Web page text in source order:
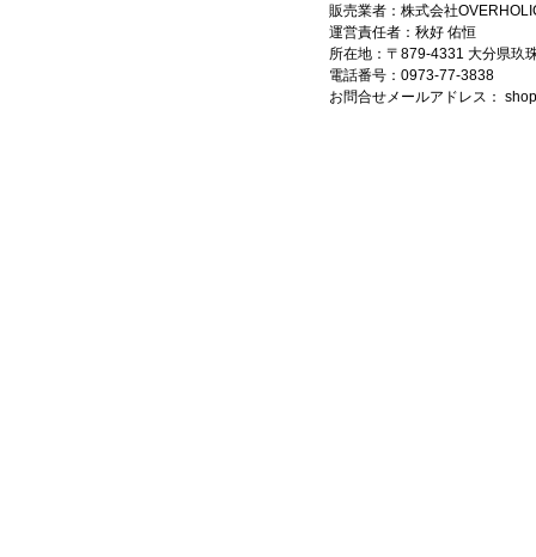
販売業者：株式会社
運営責任者：秋好 佑恒
所在地：〒879-4331 大分県玖
電話番号：0973-77-3838
お問合せメールアドレス：